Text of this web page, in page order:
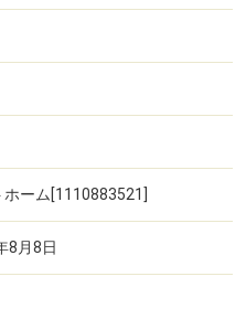
ホーム[1110883521]
8月8日